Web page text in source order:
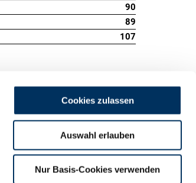
Cookies zulassen
Auswahl erlauben
Nur Basis-Cookies verwenden
90
89
107